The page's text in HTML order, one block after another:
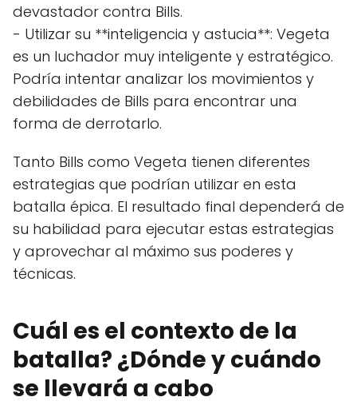
devastador contra Bills.
- Utilizar su **inteligencia y astucia**: Vegeta
es un luchador muy inteligente y estratégico.
Podría intentar analizar los movimientos y
debilidades de Bills para encontrar una
forma de derrotarlo.
Tanto Bills como Vegeta tienen diferentes
estrategias que podrían utilizar en esta
batalla épica. El resultado final dependerá de
su habilidad para ejecutar estas estrategias
y aprovechar al máximo sus poderes y
técnicas.
Cuál es el contexto de la
batalla? ¿Dónde y cuándo
se llevará a cabo